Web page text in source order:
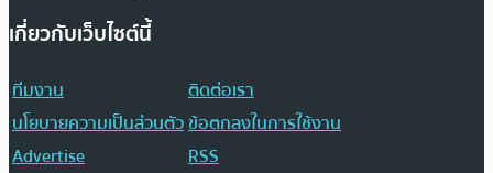
เกี่ยวกับเว็บไซต์นี้
ทีมงาน
ติดต่อเรา
นโยบายความเป็นส่วนตัวข้อตกลงในการใช้งาน
Advertise
RSS